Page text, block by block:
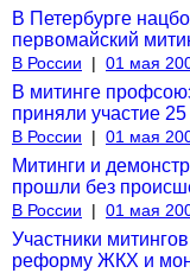
В Петербурге
первомайский
В России | 01 мая
В митинге
приняли участие
В России | 01 мая
Митинги и
прошли без
В России | 01 мая
Участники
реформу ЖКХ и